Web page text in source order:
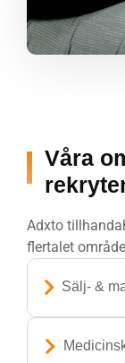
Våra
Adxto
flertalet
Sälj- &